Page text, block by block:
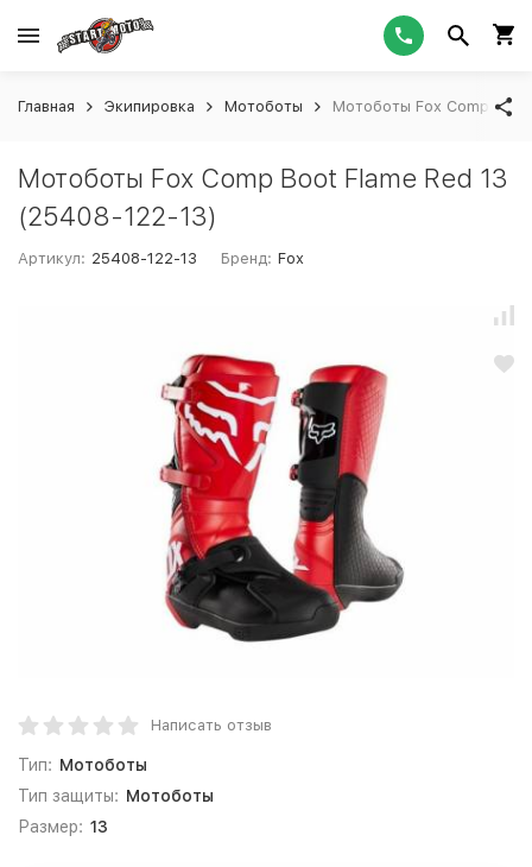
Главная Экипировка Мотоботы Мотоботы Fox Comp
Мотоботы Fox Comp Boot Flame Red 13
(25408-122-13)
Артикул: 25408-122-13 Бренд: Fox
Написать отзыв
Тип: Мотоботы
Тип защиты: Мотоботы
Размер: 13